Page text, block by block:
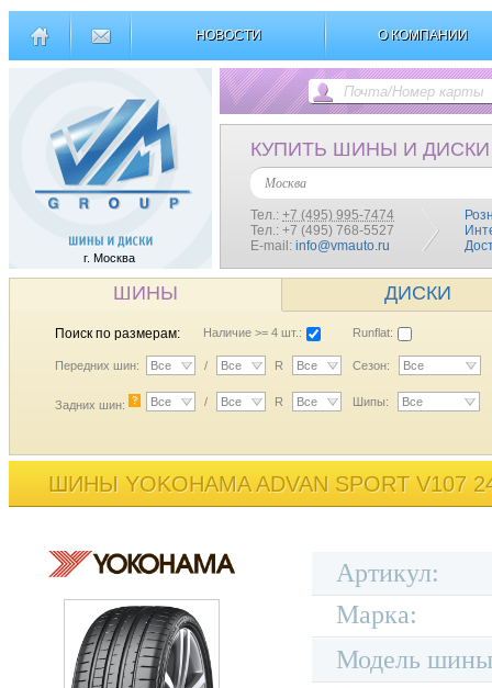
НОВОСТИ О КОМПАНИИ
г. Москва
КУПИТЬ ШИНЫ И ДИСКИ
Москва
Тел.: +7 (495) 995-7474
Тел.: +7 (495) 768-5527
E-mail: info@vmauto.ru
ШИНЫ ДИСКИ
Поиск по размерам: Наличие >= 4 шт.: Runflat:
Передних шин: Все / Все R Все Сезон: Все
Задних шин: ? Все / Все R Все Шипы: Все
ШИНЫ YOKOHAMA ADVAN SPORT V107
Артикул:
Марка:
Модель